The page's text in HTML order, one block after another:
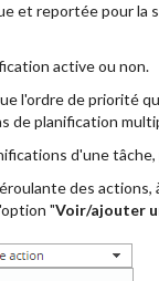
et reportée pour la
active ou non.
l'ordre de priorité
de planification
d'une
des actions,
"Voir/ajouter